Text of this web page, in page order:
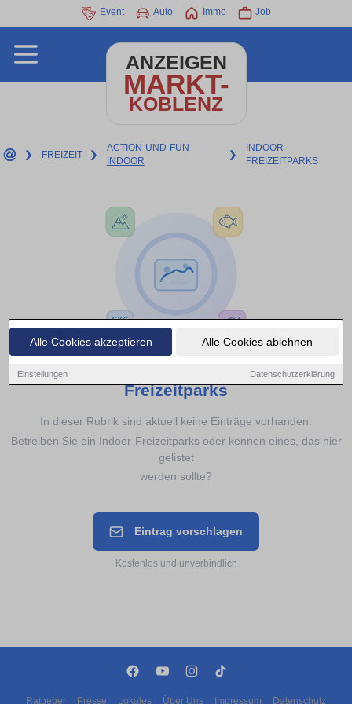
Alle Cookies akzeptieren Alle Cookies ablehnen
Einstellungen Datenschutzerklärung
Event Auto Immo Job
ANZEIGEN
MARKT-
KOBLENZ
❯ FREIZEIT ❯
ACTION-UND-FUN-
INDOOR
❯
INDOOR-
FREIZEITPARKS
Freizeitparks
In dieser Rubrik sind aktuell keine Einträge vorhanden.
Betreiben Sie ein Indoor-Freizeitparks oder kennen eines, das hier
gelistet
werden sollte?
Eintrag vorschlagen
Kostenlos und unverbindlich
Ratgeber Presse Lokales Über Uns Impressum Datenschutz